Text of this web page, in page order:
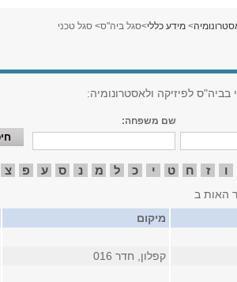
> מידע כללי>סגל ביה"ס> סגל טכני
לפיזיקה ולאסטרונומיה:
שם משפחה:
ו ז ח ט י כ ל מ נ ס ע פ צ
האות ב
מיקום
קפלון, חדר 016